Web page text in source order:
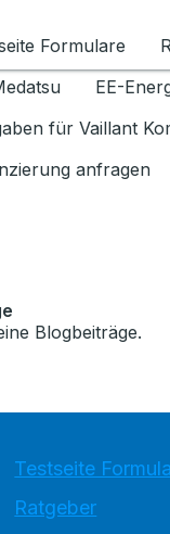
Formulare
EE-
für Vaillant
anfragen
Blogbeiträge.
Testseite
Ratgeber